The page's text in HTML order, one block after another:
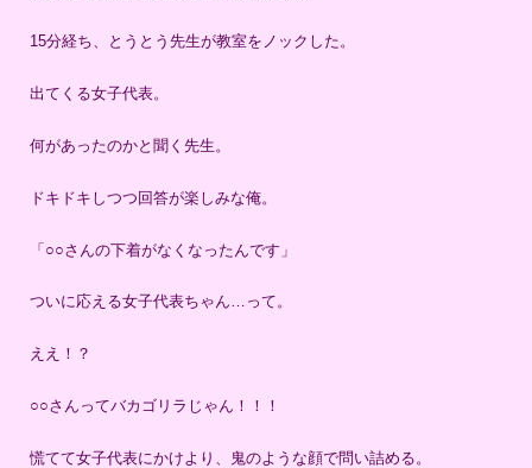
15分経ち、とうとう先生が教室をノックした。
出てくる女子代表。
何があったのかと聞く先生。
ドキドキしつつ回答が楽しみな俺。
「○○さんの下着がなくなったんです」
ついに応える女子代表ちゃん…って。
ええ！？
○○さんってバカゴリラじゃん！！！
慌てて女子代表にかけより、鬼のような顔で問い詰める。